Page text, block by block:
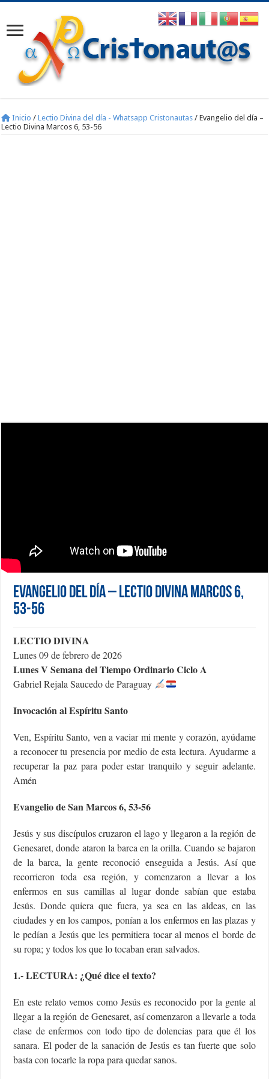
Inicio / Lectio Divina del día - Whatsapp Cristonautas / Evangelio del día –
Lectio Divina Marcos 6, 53-56
Evangelio del día – Lectio Divina Marcos 6,
53-56
LECTIO DIVINA
Lunes 09 de febrero de 2026
Lunes V Semana del Tiempo Ordinario Ciclo A
Gabriel Rejala Saucedo de Paraguay
Invocación al Espíritu Santo
Ven, Espíritu Santo, ven a vaciar mi mente y corazón, ayúdame
a reconocer tu presencia por medio de esta lectura. Ayudarme a
recuperar la paz para poder estar tranquilo y seguir adelante.
Amén
Evangelio de San Marcos 6, 53-56
Jesús y sus discípulos cruzaron el lago y llegaron a la región de
Genesaret, donde ataron la barca en la orilla. Cuando se bajaron
de la barca, la gente reconoció enseguida a Jesús. Así que
recorrieron toda esa región, y comenzaron a llevar a los
enfermos en sus camillas al lugar donde sabían que estaba
Jesús. Donde quiera que fuera, ya sea en las aldeas, en las
ciudades y en los campos, ponían a los enfermos en las plazas y
le pedían a Jesús que les permitiera tocar al menos el borde de
su ropa; y todos los que lo tocaban eran salvados.
1.- LECTURA: ¿Qué dice el texto?
En este relato vemos como Jesús es reconocido por la gente al
llegar a la región de Genesaret, así comenzaron a llevarle a toda
clase de enfermos con todo tipo de dolencias para que él los
sanara. El poder de la sanación de Jesús es tan fuerte que solo
basta con tocarle la ropa para quedar sanos.